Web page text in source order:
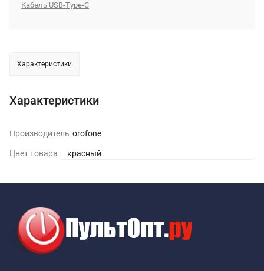
Кабель USB-Type-C
Характеристики
Характеристики
ПроизводительBorofone
Цвет товара красный